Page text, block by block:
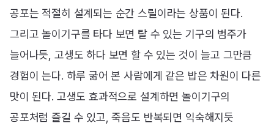
공포는 적절히 설계되는 순간 스릴이라는 상품이 된다.
그리고 놀이기구를 타다 보면 탈 수 있는 기구의 범주가
늘어나듯, 고생도 하다 보면 할 수 있는 것이 늘고 그만큼
경험이 는다. 하루 굶어 본 사람에게 같은 밥은 차원이 다른
맛이 된다. 고생도 효과적으로 설계하면 놀이기구의
공포처럼 즐길 수 있고, 죽음도 반복되면 익숙해지듯